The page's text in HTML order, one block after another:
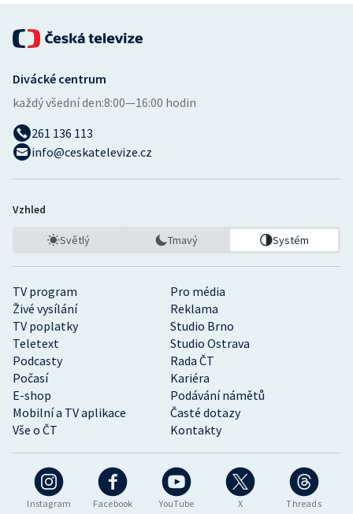
Ostatní
Instagram Facebook YouTube X Threads
TV program
Pro média
Živé vysílání
Reklama
TV poplatky
Studio Brno
Teletext
Studio Ostrava
Podcasty
Rada ČT
Počasí
Kariéra
E-shop
Podávání námětů
Mobilní a TV aplikace
Časté dotazy
Vše o ČT
Kontakty
Divácké centrum
každý všední den:8:00—16:00 hodin
261 136 113
info@ceskatelevize.cz
Vzhled
Světlý Tmavý Systém